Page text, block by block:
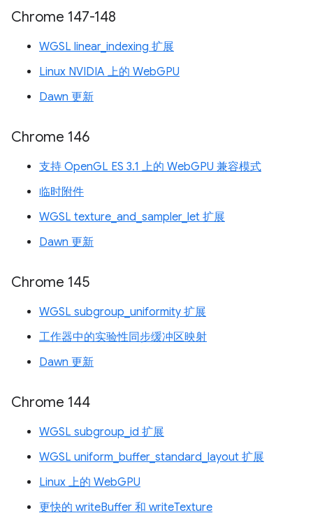
Chrome 147-148
WGSL linear_indexing 扩展
Linux NVIDIA 上的 WebGPU
Dawn 更新
Chrome 146
支持 OpenGL ES 3.1 上的 WebGPU 兼容模式
临时附件
WGSL texture_and_sampler_let 扩展
Dawn 更新
Chrome 145
WGSL subgroup_uniformity 扩展
工作器中的实验性同步缓冲区映射
Dawn 更新
Chrome 144
WGSL subgroup_id 扩展
WGSL uniform_buffer_standard_layout 扩展
Linux 上的 WebGPU
更快的 writeBuffer 和 writeTexture